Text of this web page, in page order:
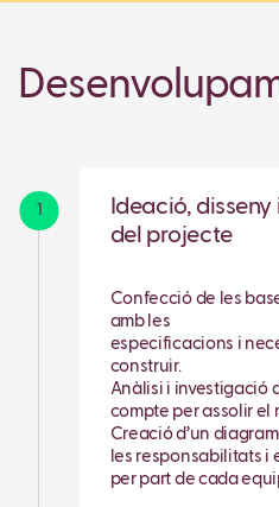
1
Ideació,
del projecte
Confecció de les
amb les
especificacions i
construir.
Anàlisi i investigació
compte per assolir el
Creació d’un
les responsabilitats i
per part de cada